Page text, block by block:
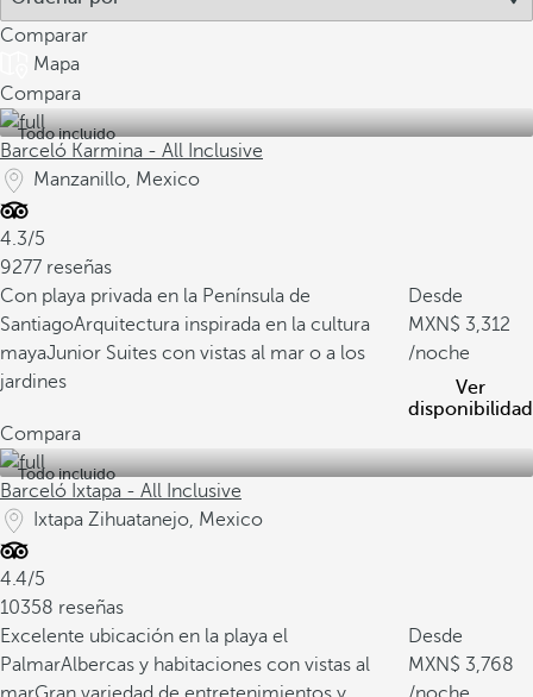
Comparar
Mapa
Compara
Todo incluido
Barceló Karmina - All Inclusive
Manzanillo, Mexico
4.3/5
9277 reseñas
Con playa privada en la Península de
SantiagoArquitectura inspirada en la cultura
mayaJunior Suites con vistas al mar o a los
jardines
Desde
3,312
/noche
Ver
disponibilidad
Compara
Todo incluido
Barceló Ixtapa - All Inclusive
Ixtapa Zihuatanejo, Mexico
4.4/5
10358 reseñas
Excelente ubicación en la playa el
PalmarAlbercas y habitaciones con vistas al
Desde
3,768